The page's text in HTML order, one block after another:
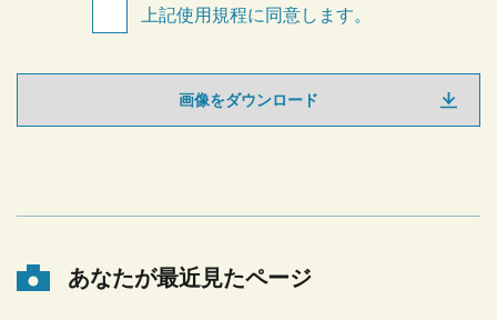
上記使用規程に同意します。
画像をダウンロード
あなたが最近見たページ